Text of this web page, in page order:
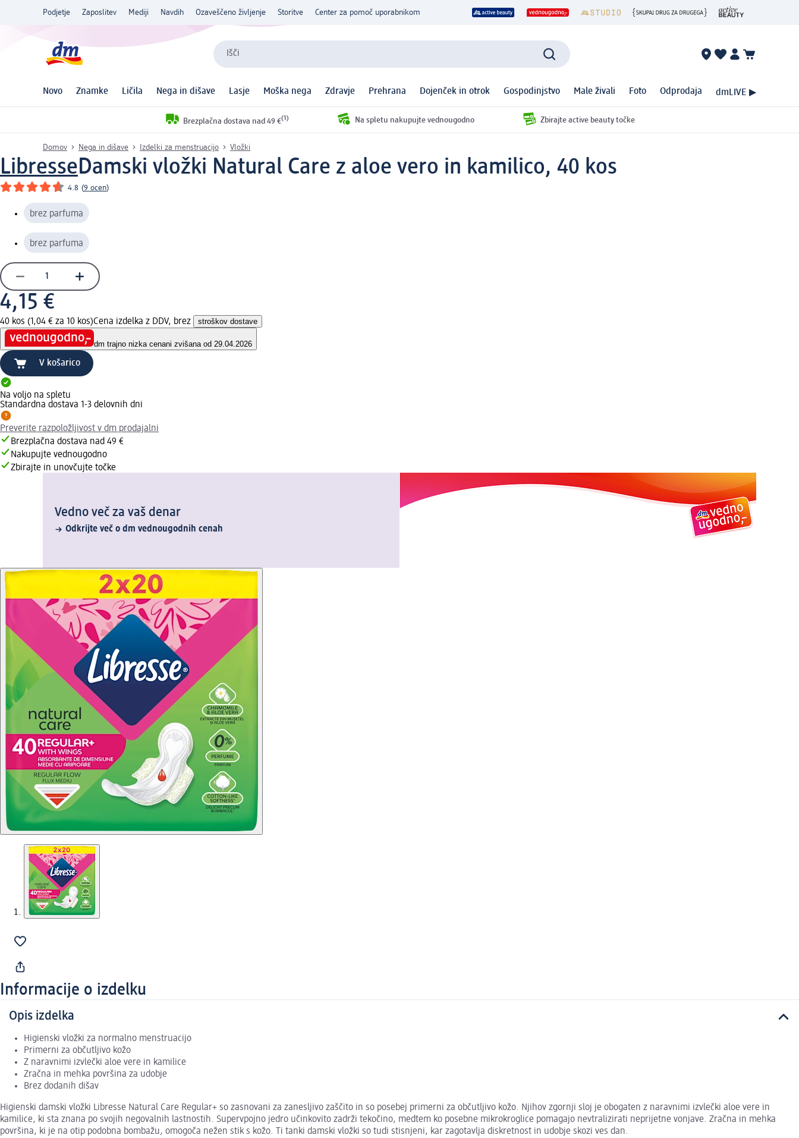
Podjetje Zaposlitev Mediji Navdih Ozaveščeno življenje Storitve Center za pomoč uporabnikom
Išči
Novo Znamke Ličila Nega in dišave Lasje Moška nega Zdravje Prehrana Dojenček in otrok Gospodinjstvo Male živali Foto Odprodaja dmLIVE ▶
Brezplačna dostava nad 49 €(1) Na spletu nakupujte vednougodno Zbirajte active beauty točke
Domov Nega in dišave Izdelki za menstruacijo Vložki
LibresseDamski vložki Natural Care z aloe vero in kamilico, 40 kos
4.8 (9 ocen)
brez parfuma
brez parfuma
4,15 €
40 kos (1,04 € za 10 kos)Cena izdelka z DDV, brez stroškov dostave
dm trajno nizka cenani zvišana od 29.04.2026
V košarico
Na voljo na spletu
Standardna dostava 1-3 delovnih dni
Preverite razpoložljivost v dm prodajalni
Brezplačna dostava nad 49 €
Nakupujte vednougodno
Zbirajte in unovčujte točke
Vedno več za vaš denar
Odkrijte več o dm vednougodnih cenah
Informacije o izdelku
Opis izdelka
Higienski vložki za normalno menstruacijo
Primerni za občutljivo kožo
Z naravnimi izvlečki aloe vere in kamilice
Zračna in mehka površina za udobje
Brez dodanih dišav
Higienski damski vložki Libresse Natural Care Regular+ so zasnovani za zanesljivo zaščito in so posebej primerni za občutljivo kožo. Njihov zgornji sloj je obogaten z naravnimi izvlečki aloe vere in
kamilice, ki sta znana po svojih negovalnih lastnostih. Supervpojno jedro učinkovito zadrži tekočino, medtem ko posebne mikrokroglice pomagajo nevtralizirati neprijetne vonjave. Zračna in mehka
površina, ki je na otip podobna bombažu, omogoča nežen stik s kožo. Ti tanki damski vložki so tudi stisnjeni, kar zagotavlja diskretnost in udobje skozi ves dan.